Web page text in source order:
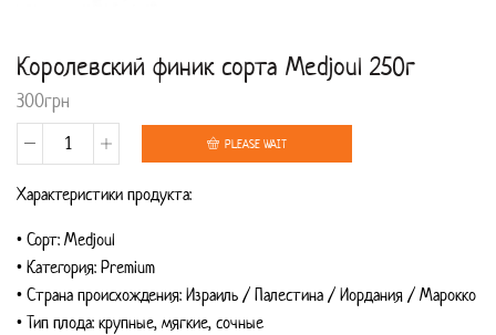
Королевский финик сорта Medjoul 250г
300грн
Количество
товара
Королевский
финик
сорта
PLEASE WAIT
Характеристики продукта:
• Сорт: Medjoul
• Категория: Premium
• Страна происхождения: Израиль / Палестина / Иордания / Марокко
• Тип плода: крупные, мягкие, сочные